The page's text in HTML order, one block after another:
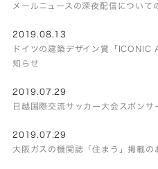
メールニュースの深夜配信につい
2019.08.13
ドイツの建築デザイン賞「
知らせ
2019.07.29
日越国際交流サッカー大会スポンサ
2019.07.29
大阪ガスの機関誌「住まう」掲載の